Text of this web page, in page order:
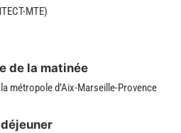
MTE)
de la matinée
métropole d’Aix-Marseille-Provence